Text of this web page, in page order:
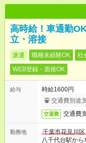
高時給！車通勤
立・溶接
派遣 職種未経験OK 社
WEB登録・面接OK
給与
時給1600円
交通費別途
交通費 交通費
勤務地
千葉市花見川区
八千代台駅から